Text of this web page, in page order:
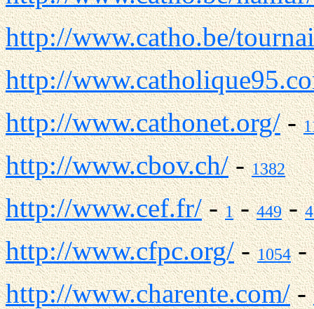
http://www.catho.be/
http://
http://www.cathonet.org/-
http://www.cbov.ch/-1382
http://www.cef.fr/-1-449-
http://www.cfpc.org/-1054-
http://www.charente.com/-